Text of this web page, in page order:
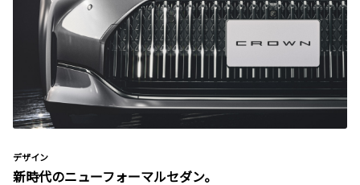
デザイン
新時代のニューフォーマルセダン。